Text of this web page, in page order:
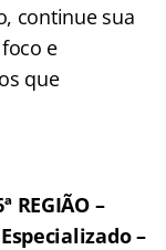
continue sua
e
que
REGIÃO –
–